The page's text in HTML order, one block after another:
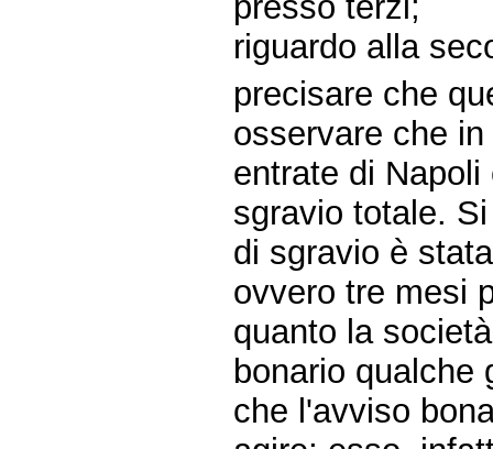
riguardo alla
precisare che
osservare che
entrate di
sgravio totale.
di sgravio è
ovvero tre mesi
quanto la
bonario qualche
che l'avviso